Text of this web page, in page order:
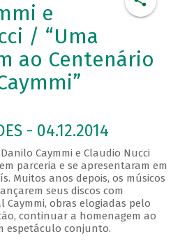
e
/ “Uma
ao Centenário
- 04.12.2014
Caymmi e Claudio Nucci
parceria e se apresentaram em
Muitos anos depois, os músicos
seus discos com
Caymmi, obras elogiadas pelo
continuar a homenagem ao
espetáculo conjunto.